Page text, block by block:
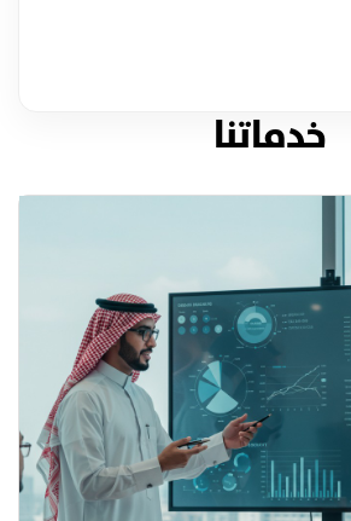
خدماتنا